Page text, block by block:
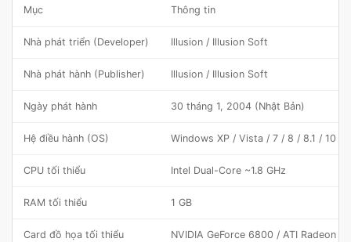
Mục Thông tin
Nhà phát triển (Developer) Illusion / Illusion Soft
Nhà phát hành (Publisher) Illusion / Illusion Soft
Ngày phát hành 30 tháng 1, 2004 (Nhật Bản)
Hệ điều hành (OS) Windows XP / Vista / 7 / 8 / 8.1 / 10
CPU tối thiểu Intel Dual-Core ~1.8 GHz
RAM tối thiểu 1 GB
Card đồ họa tối thiểu NVIDIA GeForce 6800 / ATI Radeon